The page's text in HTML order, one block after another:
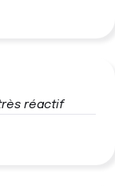
réactif